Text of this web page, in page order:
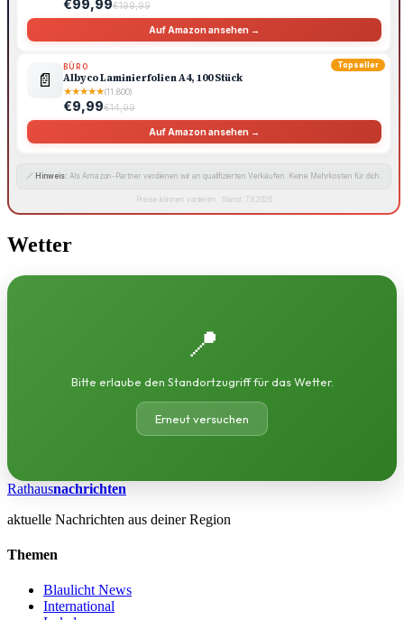
€99,99€199,99
Auf Amazon ansehen →
Topseller
📄
BÜRO
Albyco Laminierfolien A4, 100 Stück
★★★★★(11.800)
€9,99€14,99
Auf Amazon ansehen →
🔗 Hinweis: Als Amazon-Partner verdienen wir an qualifizierten Verkäufen. Keine Mehrkosten für dich.
Preise können variieren · Stand: 7.8.2026
Wetter
📍
Bitte erlaube den Standortzugriff für das Wetter.
Erneut versuchen
Rathausnachrichten
aktuelle Nachrichten aus deiner Region
Themen
Blaulicht News
International